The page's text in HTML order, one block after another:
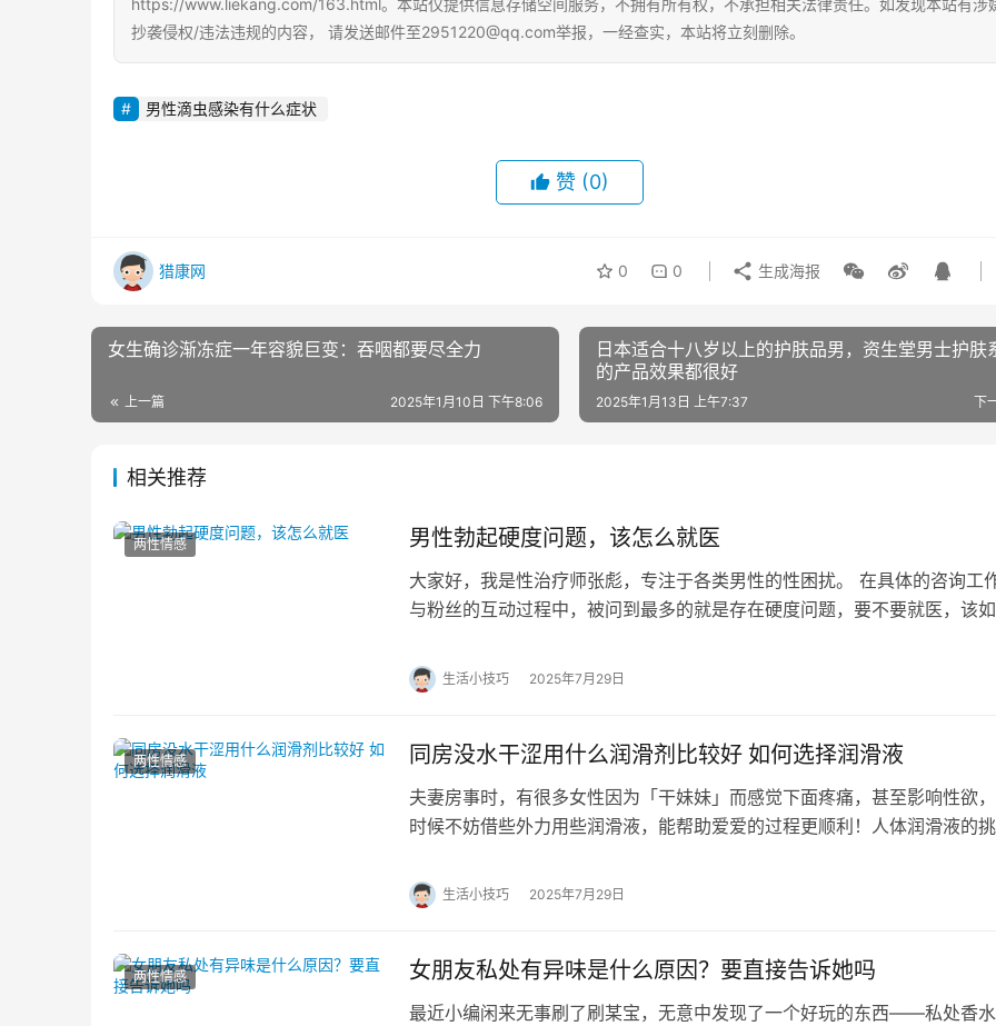
https://www.liekang.com/163.html。本站仅提供信息存储空间服务，不拥有所有权，不承担相关法律责任。如发现本站有涉
抄袭侵权/违法违规的内容， 请发送邮件至2951220@qq.com举报，一经查实，本站将立刻删除。
男性滴虫感染有什么症状
赞 (0)
猎康网 0 0 生成海报
女生确诊渐冻症一年容貌巨变：吞咽都要尽全力
上一篇 2025年1月10日 下午8:06
日本适合十八岁以上的护肤品男，资生堂男士护肤
的产品效果都很好
下
2025年1月13日 上午7:37
相关推荐
两性情感 男性勃起硬度问题，该怎么就医
大家好，我是性治疗师张彪，专注于各类男性的性困扰。 在具体的咨询工
与粉丝的互动过程中，被问到最多的就是存在硬度问题，要不要就医，该如
生活小技巧 2025年7月29日
两性情感 同房没水干涩用什么润滑剂比较好 如何选择润滑液
夫妻房事时，有很多女性因为「干妹妹」而感觉下面疼痛，甚至影响性欲
时候不妨借些外力用些润滑液，能帮助爱爱的过程更顺利！人体润滑液的挑
生活小技巧 2025年7月29日
两性情感 女朋友私处有异味是什么原因？要直接告诉她吗
最近小编闲来无事刷了刷某宝，无意中发现了一个好玩的东西——私处香水